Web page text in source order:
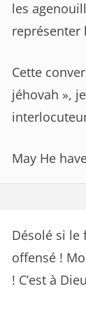
les
représenter
Cette
jéhovah »,
May He
Désolé si le
offensé !
! C’est à